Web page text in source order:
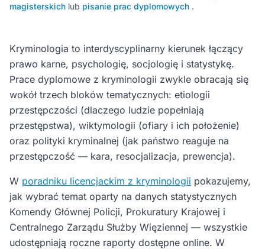
magisterskich lub pisanie prac dyplomowych .
Kryminologia to interdyscyplinarny kierunek łączący
prawo karne, psychologię, socjologię i statystykę.
Prace dyplomowe z kryminologii zwykle obracają się
wokół trzech bloków tematycznych: etiologii
przestępczości (dlaczego ludzie popełniają
przestępstwa), wiktymologii (ofiary i ich położenie)
oraz polityki kryminalnej (jak państwo reaguje na
przestępczość — kara, resocjalizacja, prewencja).
W poradniku licencjackim z kryminologii pokazujemy,
jak wybrać temat oparty na danych statystycznych
Komendy Głównej Policji, Prokuratury Krajowej i
Centralnego Zarządu Służby Więziennej — wszystkie
udostępniają roczne raporty dostępne online. W